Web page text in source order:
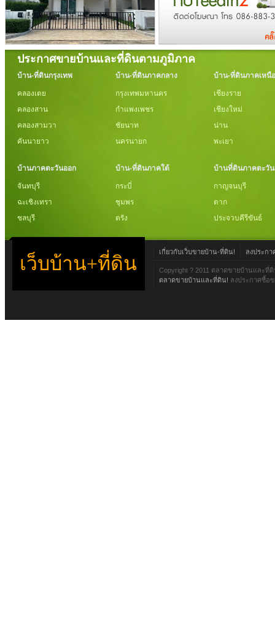
ประกาศขายบ้านและที่ดินตามภูมิภาค
บ้าน-ที่ดินกรุงเทพ
คลองเตย
คลองสาน
คลองสามวา
คันนายาว
บ้านภาคตะวันออก
จันทบุรี
ฉะเชิงเทรา
ชลบุรี
บ้าน-ที่ดินภาคกลาง
กรุงเทพมหานคร
กำแพงเพชร
ชัยนาท
นครนายก
บ้าน-ที่ดินภาคใต้
กระบี่
ชุมพร
ตรัง
บ้าน-ที่ดินภาคเหนือ
เชียงราย
เชียงใหม่
น่าน
พะเยา
บ้านที่ดินภาคตะวั
กาญจนบุรี
ตาก
ประจวบคีรีขันธ์
เว็บบ้าน+ที่ดิน
เกี่ยวกับเว็บขายบ้าน-ที่ดิน! ลงประก
Copyright ? 2011 ตลาดขายบ้านและที่
ตลาดขายบ้านและที่ดิน! ลงประกาศซื้อ